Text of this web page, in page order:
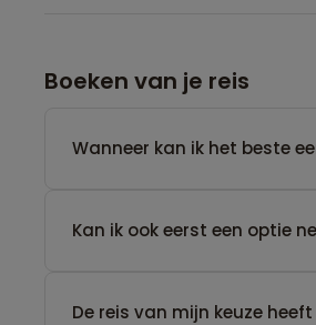
Boeken van je reis
Wanneer kan ik het beste
Kan ik ook eerst een optie
De reis van mijn keuze